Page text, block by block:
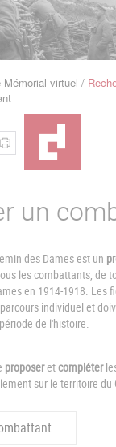
virtuel
un
des Dames est un
les combattants, de
en 1914-1918. Les
individuel et
de l'histoire.
proposeretcompléter
sur le territoire du